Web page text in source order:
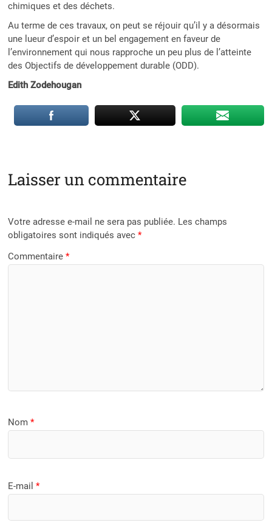
chimiques et des déchets.
Au terme de ces travaux, on peut se réjouir qu’il y a désormais
une lueur d’espoir et un bel engagement en faveur de
l’environnement qui nous rapproche un peu plus de l’atteinte
des Objectifs de développement durable (ODD).
Edith Zodehougan
Laisser un commentaire
Votre adresse e-mail ne sera pas publiée. Les champs
obligatoires sont indiqués avec*
Commentaire*
Nom*
E-mail*